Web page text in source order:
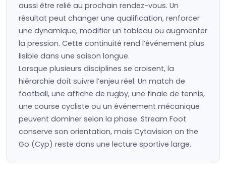
aussi être relié au prochain rendez-vous. Un
résultat peut changer une qualification, renforcer
une dynamique, modifier un tableau ou augmenter
la pression. Cette continuité rend l’événement plus
lisible dans une saison longue.
Lorsque plusieurs disciplines se croisent, la
hiérarchie doit suivre l’enjeu réel. Un match de
football, une affiche de rugby, une finale de tennis,
une course cycliste ou un événement mécanique
peuvent dominer selon la phase. Stream Foot
conserve son orientation, mais Cytavision on the
Go (Cyp) reste dans une lecture sportive large.